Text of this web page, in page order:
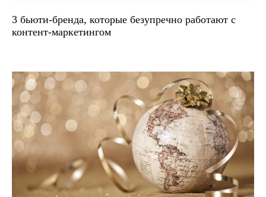
3 бьюти-бренда, которые безупречно работают с
контент-маркетингом